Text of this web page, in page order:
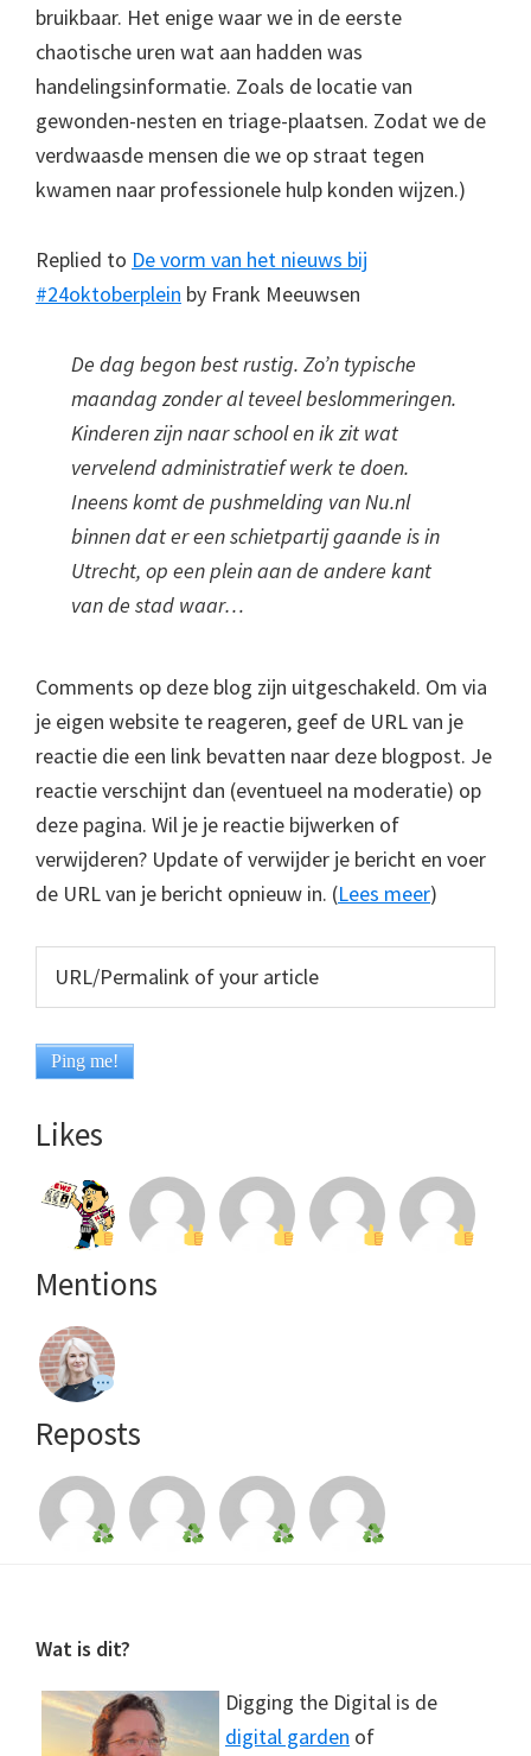
bruikbaar. Het enige waar we in de eerste
chaotische uren wat aan hadden was
handelingsinformatie. Zoals de locatie van
gewonden-nesten en triage-plaatsen. Zodat we de
verdwaasde mensen die we op straat tegen
kwamen naar professionele hulp konden wijzen.)
Replied to De vorm van het nieuws bij
#24oktoberplein by Frank Meeuwsen
De dag begon best rustig. Zo’n typische
maandag zonder al teveel beslommeringen.
Kinderen zijn naar school en ik zit wat
vervelend administratief werk te doen.
Ineens komt de pushmelding van Nu.nl
binnen dat er een schietpartij gaande is in
Utrecht, op een plein aan de andere kant
van de stad waar…
Comments op deze blog zijn uitgeschakeld. Om via
je eigen website te reageren, geef de URL van je
reactie die een link bevatten naar deze blogpost. Je
reactie verschijnt dan (eventueel na moderatie) op
deze pagina. Wil je je reactie bijwerken of
verwijderen? Update of verwijder je bericht en voer
de URL van je bericht opnieuw in. (Lees meer)
Likes
Mentions
Reposts
Footer
Wat is dit?
Digging the Digital is de
digital garden of